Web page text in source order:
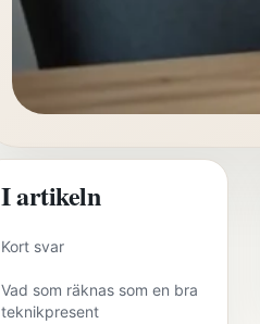
I artikeln
Kort svar
Vad som räknas som en bra
teknikpresent